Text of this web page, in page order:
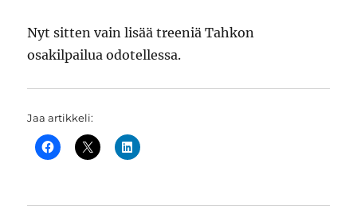
Nyt sitten vain lisää treeniä Tahkon
osakilpailua odotellessa.
Jaa artikkeli: